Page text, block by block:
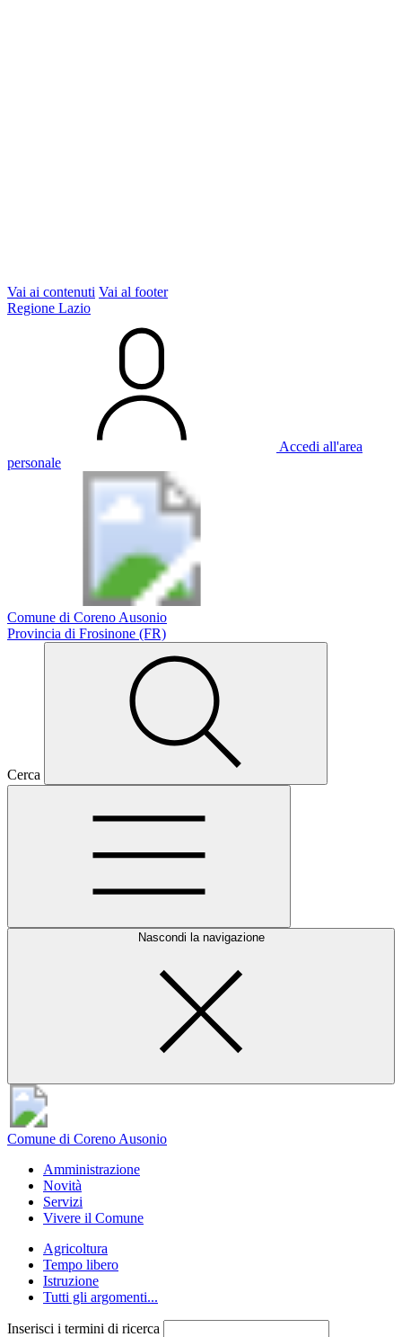
Vai ai contenuti Vai al footer
Regione Lazio
Accedi all'area
personale
Comune di Coreno Ausonio
Provincia di Frosinone (FR)
Cerca
Nascondi la navigazione
Comune di Coreno Ausonio
Amministrazione
Novità
Servizi
Vivere il Comune
Agricoltura
Tempo libero
Istruzione
Tutti gli argomenti...
Inserisci i termini di ricerca